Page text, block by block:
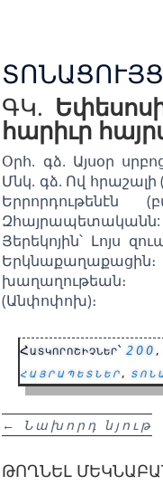
ՏՈՆԱՑՈՒՅՑ
ԳԿ.
հարիւր
Օրհ. գձ. Այսօր
Մնկ. գձ. Ով հրաշալի
Երրորդութենէն
Զհայրապետականն:
Յերեկոյին՝ Լոյս
խաղաղութեան։
(Անփոփոխ)։
Հատկորոշիչներ՝ 200 ,
հայրապետներ,
← Նախորդ նյութ
ԹՈՂՆԵԼ